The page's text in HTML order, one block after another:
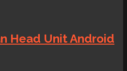
Head Unit Android